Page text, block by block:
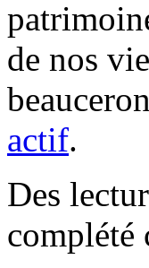
de nos
actif.
Des
complété